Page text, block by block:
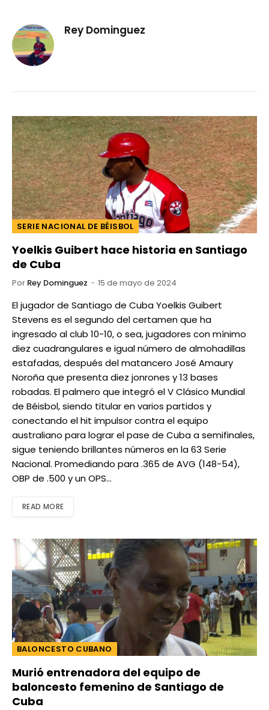
Rey Dominguez
SERIE NACIONAL DE BÉISBOL
Yoelkis Guibert hace historia en Santiago
de Cuba
Por Rey Dominguez 15 de mayo de 2024
El jugador de Santiago de Cuba Yoelkis Guibert
Stevens es el segundo del certamen que ha
ingresado al club 10-10, o sea, jugadores con mínimo
diez cuadrangulares e igual número de almohadillas
estafadas, después del matancero José Amaury
Noroña que presenta diez jonrones y 13 bases
robadas. El palmero que integró el V Clásico Mundial
de Béisbol, siendo titular en varios partidos y
conectando el hit impulsor contra el equipo
australiano para lograr el pase de Cuba a semifinales,
sigue teniendo brillantes números en la 63 Serie
Nacional. Promediando para .365 de AVG (148-54),
OBP de .500 y un OPS…
READ MORE
BALONCESTO CUBANO
Murió entrenadora del equipo de
baloncesto femenino de Santiago de
Cuba